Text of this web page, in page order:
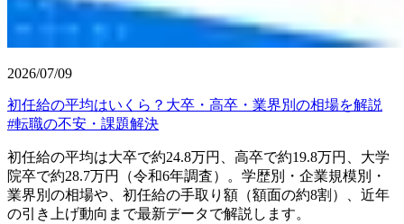
2026/07/09
初任給の平均はいくら？大卒・高卒・業界別の相場を解説
#転職の不安・課題解決
初任給の平均は大卒で約24.8万円、高卒で約19.8万円、大学
院卒で約28.7万円（令和6年調査）。学歴別・企業規模別・
業界別の相場や、初任給の手取り額（額面の約8割）、近年
の引き上げ動向まで最新データで解説します。